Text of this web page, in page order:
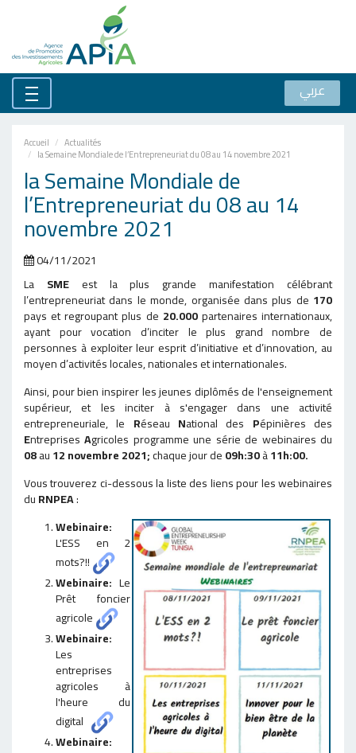
عربي
Accueil Actualités
la Semaine Mondiale de l’Entrepreneuriat du 08 au 14 novembre 2021
la Semaine Mondiale de
l’Entrepreneuriat du 08 au 14
novembre 2021
04/11/2021
La SMEest la plus grande manifestation célébrant
l’entrepreneuriat dans le monde, organisée dans plus de 170
pays et regroupant plus de 20.000partenaires internationaux,
ayant pour vocation d’inciter le plus grand nombre de
personnes à exploiter leur esprit d’initiative et d’innovation, au
moyen d’activités locales, nationales et internationales.
Ainsi, pour bien inspirer les jeunes diplômés de l'enseignement
supérieur, et les inciter à s'engager dans une activité
entrepreneuriale, le Réseau National des Pépinières des
EntreprisesAgricoles programme une série de webinaires du
08au12 novembre 2021;chaque jour de09h:30à11h:00.
Vous trouverez ci-dessous la liste des liens pour les webinaires
duRNPEA:
Webinaire:
L'ESS en 2
mots?!!
Webinaire: Le
Prêt foncier
agricole
Webinaire:
Les
entreprises
agricoles à
l'heure du
digital
Webinaire: